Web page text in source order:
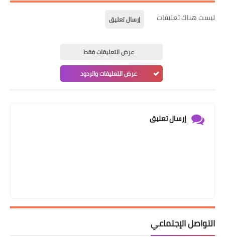
ليست هناك تعليقات إرسال تعليق
عرض التعليقات فقط
عرض التعليقات والردود
إرسال تعليق
التواصل الإجتماعي